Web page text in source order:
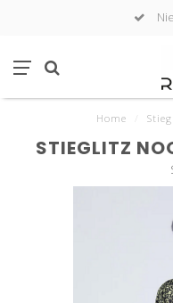
Home
STIEGLITZ